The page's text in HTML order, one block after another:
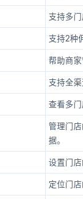
支持多
支持2种
帮助商
支持全
查看多
管理门
据。
设置门
定位门